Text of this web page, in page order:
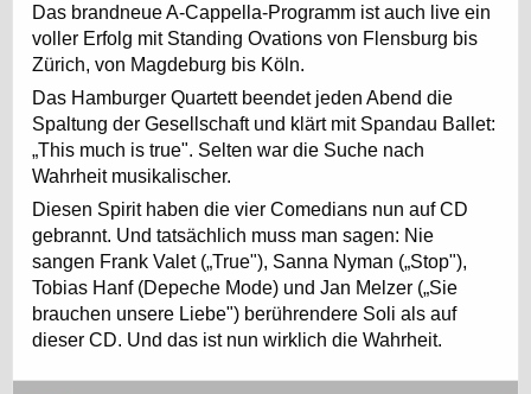
Das brandneue A-Cappella-Programm ist auch live ein
voller Erfolg mit Standing Ovations von Flensburg bis
Zürich, von Magdeburg bis Köln.
Das Hamburger Quartett beendet jeden Abend die
Spaltung der Gesellschaft und klärt mit Spandau Ballet:
„This much is true". Selten war die Suche nach
Wahrheit musikalischer.
Diesen Spirit haben die vier Comedians nun auf CD
gebrannt. Und tatsächlich muss man sagen: Nie
sangen Frank Valet („True"), Sanna Nyman („Stop"),
Tobias Hanf (Depeche Mode) und Jan Melzer („Sie
brauchen unsere Liebe") berührendere Soli als auf
dieser CD. Und das ist nun wirklich die Wahrheit.